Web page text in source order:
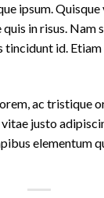
ipsum.
in risus. Nam
tincidunt id.
ac tristique
justo
elementum